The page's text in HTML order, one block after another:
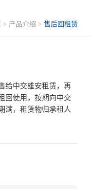
> 产品介绍 >售后回租赁
给中交雄安租赁，再
回使用，按期向中交
满，租赁物归承租人